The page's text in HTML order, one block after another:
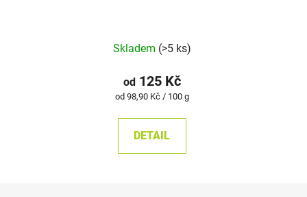
hodnocení
produktu
je
z
Skladem (>5 ks)
od125 Kč
Měrná
od 98,90 Kč / 100 g
DETAIL